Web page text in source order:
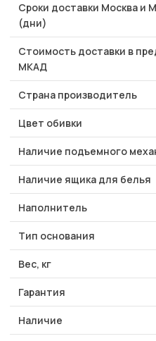
Сроки доставки Москва и
(дни)
Стоимость доставки в
МКАД
Страна производитель
Цвет обивки
Наличие подъемного
Наличие ящика для белья
Наполнитель
Тип основания
Вес, кг
Гарантия
Наличие